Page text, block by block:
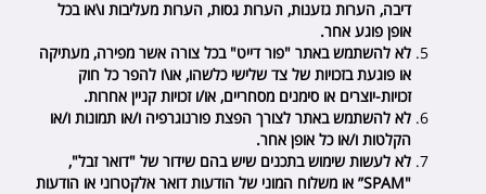
דיבה, הערות גזענות, הערות גסות, הערות מעליבות ו\או בכל
אופן פוגע אחר.
לא להשתמש באתר "פור דייט" בכל צורה אשר מפירה, מעתיקה
או פוגעת בזכויות של צד שלישי כלשהו, או\ו להפר כל חוק
זכויות-יוצרים או סימנים מסחריים, או/ו זכויות קניין אחרות.
לא להשתמש באתר לצורך הפצת פורנוגרפיה ו/או תמונות ו/או
הקלטות ו/או כל אופן אחר.
לא לעשות שימוש בתכנים שיש בהם שידור של "דואר זבל",
"
SPAM” או משלוח המוני של הודעות דואר אלקטרוני או הודעות